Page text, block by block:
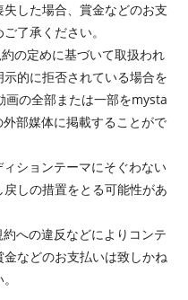
した場合、賞金などのお支
了承ください。
の定めに基づいて取扱われ
的に拒否されている場合を
の全部または一部をmysta
部媒体に掲載することがで
ションテーマにそぐわない
しの措置をとる可能性があ
への違反などによりコンテ
などのお支払いは致しかね